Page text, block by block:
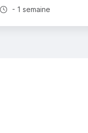
Durée totale :
- 1 semaine